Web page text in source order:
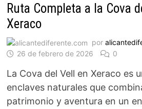
Ruta Completa a la Cova
Xeraco
por
26 de febrero de 2026
0
La Cova del Vell en Xeraco es
enclaves naturales que
patrimonio y aventura en un